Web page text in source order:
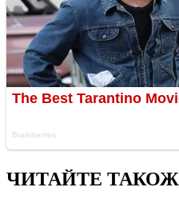
ЧИТАЙТЕ ТАКОЖ